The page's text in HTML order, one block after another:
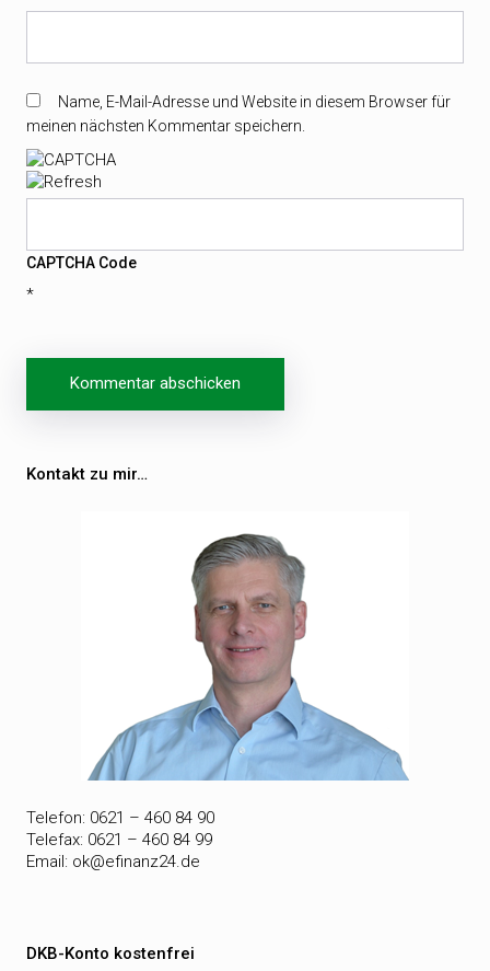
Name, E-Mail-Adresse und Website in diesem Browser für
meinen nächsten Kommentar speichern.
CAPTCHA Code
*
Beitragsnavigation
Kontakt zu mir…
Telefon: 0621 – 460 84 90
Telefax: 0621 – 460 84 99
Email: ok@efinanz24.de
DKB-Konto kostenfrei